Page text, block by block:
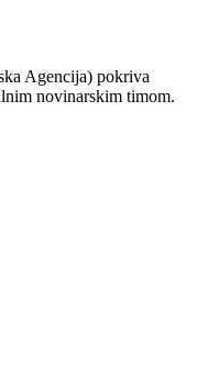
Agencija) pokriva
novinarskim timom.